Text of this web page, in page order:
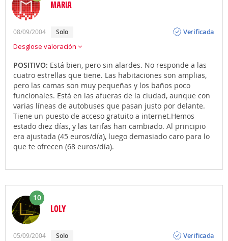
MARIA
08/09/2004 solo
Verificada
Desglose valoración
POSITIVO: Está bien, pero sin alardes. No responde a las
cuatro estrellas que tiene. Las habitaciones son amplias,
pero las camas son muy pequeñas y los baños poco
funcionales. Está en las afueras de la ciudad, aunque con
varias líneas de autobuses que pasan justo por delante.
Tiene un puesto de acceso gratuito a internet.Hemos
estado diez días, y las tarifas han cambiado. Al principio
era ajustada (45 euros/día), luego demasiado caro para lo
que te ofrecen (68 euros/día).
10
LOLY
05/09/2004 solo
Verificada